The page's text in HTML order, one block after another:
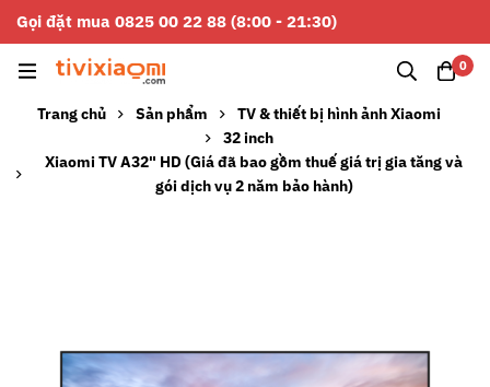
Gọi đặt mua 0825 00 22 88 (8:00 - 21:30)
0
Trang chủ Sản phẩm
TV & thiết bị hình ảnh Xiaomi
32 inch
Xiaomi TV A32" HD (Giá đã bao gồm thuế giá trị gia tăng và
gói dịch vụ 2 năm bảo hành)